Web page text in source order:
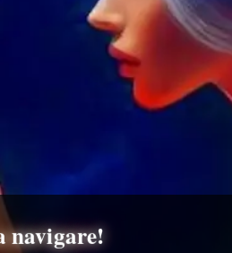
navigare!